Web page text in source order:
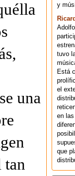
una
tan
y
tuvo
Está
el
en
que